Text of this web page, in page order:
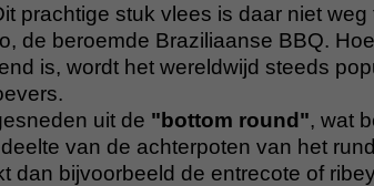
prachtige stuk vlees is daar niet
de beroemde Braziliaanse BBQ.
is, wordt het wereldwijd steeds
uit de "bottom round", wat
van de achterpoten van het
dan bijvoorbeeld de entrecote of